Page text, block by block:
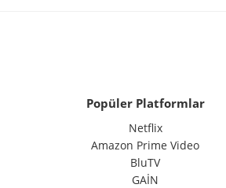
Popüler Platformlar
Netflix
Amazon Prime Video
BluTV
GAİN